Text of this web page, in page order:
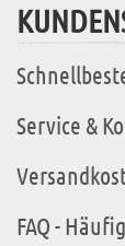
Service &
FAQ -